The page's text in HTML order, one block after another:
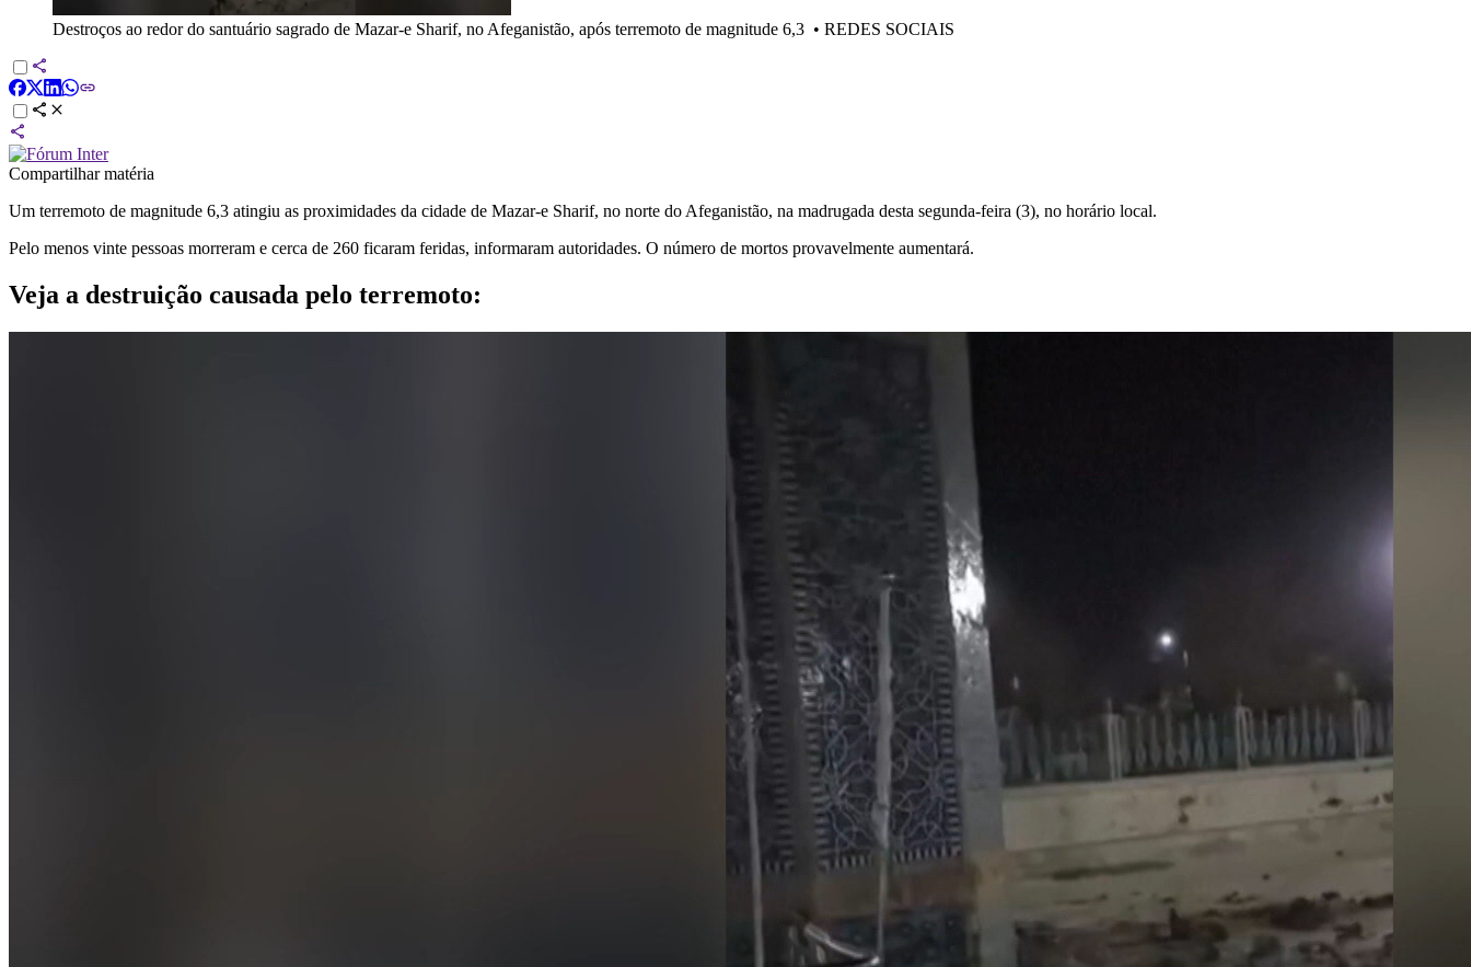
Destroços ao redor do santuário sagrado de Mazar-e Sharif, no Afeganistão, após terremoto de magnitude 6,3 • REDES SOCIAIS
Compartilhar matéria
Um terremoto de magnitude 6,3 atingiu as proximidades da cidade de Mazar-e Sharif, no norte do Afeganistão, na madrugada desta segunda-feira (3), no horário local.
Pelo menos vinte pessoas morreram e cerca de 260 ficaram feridas, informaram autoridades. O número de mortos provavelmente aumentará.
Veja a destruição causada pelo terremoto: